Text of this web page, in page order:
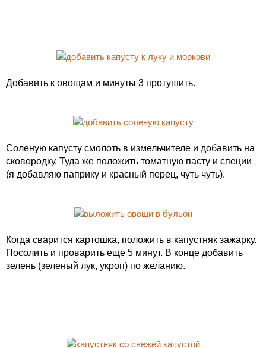
Добавить к овощам и минуты 3 протушить.
Соленую капусту смолоть в измельчителе и добавить на
сковородку. Туда же положить томатную пасту и специи
(я добавляю паприку и красный перец, чуть чуть).
Когда сварится картошка, положить в капустняк зажарку.
Посолить и проварить еще 5 минут. В конце добавить
зелень (зеленый лук, укроп) по желанию.